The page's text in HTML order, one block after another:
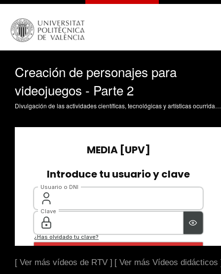
Creación de personajes para
videojuegos - Parte 2
Divulgación de las actividades científicas, tecnológicas y artísticas ocurridas en los tres campus de la UPV
[ Ver más vídeos de RTV ] [ Ver más Vídeos didácticos